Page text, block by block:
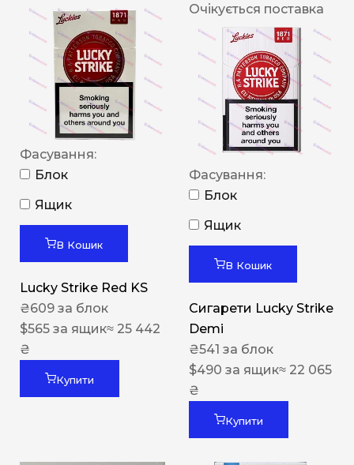
Фасування:
Блок
Ящик
В Кошик
Lucky Strike Red KS
₴609 за блок
$565 за ящик≈ 25 442
₴
Купити
Очікується поставка
Фасування:
Блок
Ящик
В Кошик
Сигарети Lucky Strike
Demi
₴541 за блок
$490 за ящик≈ 22 065
₴
Купити